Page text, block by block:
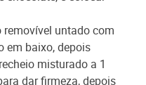
untado com
em baixo, depois
misturado a 1
dar firmeza, depois